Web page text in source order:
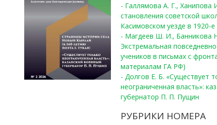
- Галлямова А. Г.,
становления советской
Касимовском уезде в 1920-е
- Магдеев Ш. И., Банникова
Экстремальная
учеников в письмах с
материалам ГА РФ)
- Долгов Е. Б. «Существует
неограниченная власть»:
губернатор П. П. Пущин
РУБРИКИ НОМЕРА